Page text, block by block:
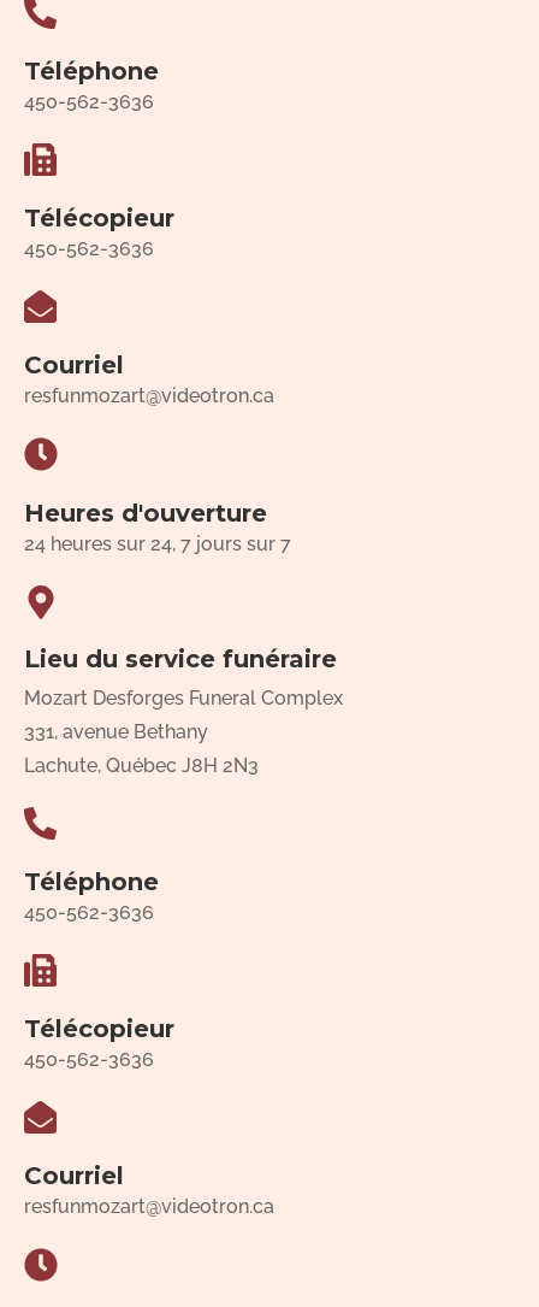
Téléphone
450-562-3636
Télécopieur
450-562-3636
Courriel
resfunmozart@videotron.ca
Heures d'ouverture
24 heures sur 24, 7 jours sur 7
Lieu du service funéraire
Mozart Desforges Funeral Complex
331, avenue Bethany
Lachute, Québec J8H 2N3
Téléphone
450-562-3636
Télécopieur
450-562-3636
Courriel
resfunmozart@videotron.ca